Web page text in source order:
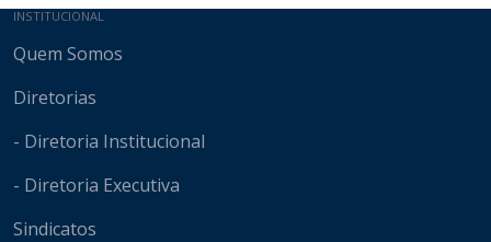
Mapa do site
INSTITUCIONAL
Quem Somos
Diretorias
- Diretoria Institucional
- Diretoria Executiva
Sindicatos